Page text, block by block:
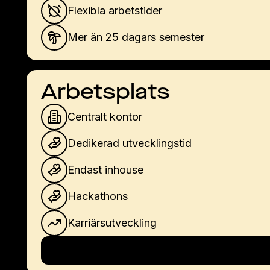
Flexibla arbetstider
Mer än 25 dagars semester
Arbetsplats
Centralt kontor
Dedikerad utvecklingstid
Endast inhouse
Hackathons
Karriärsutveckling